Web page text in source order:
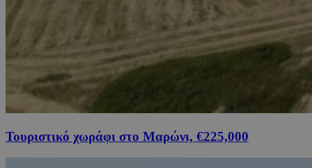
Τουριστικό χωράφι στο Μαρώνι, €225,000